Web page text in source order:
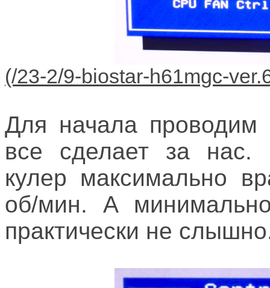
Для начала проводим
все сделает за нас.
кулер максимально
об/мин. А
практически не